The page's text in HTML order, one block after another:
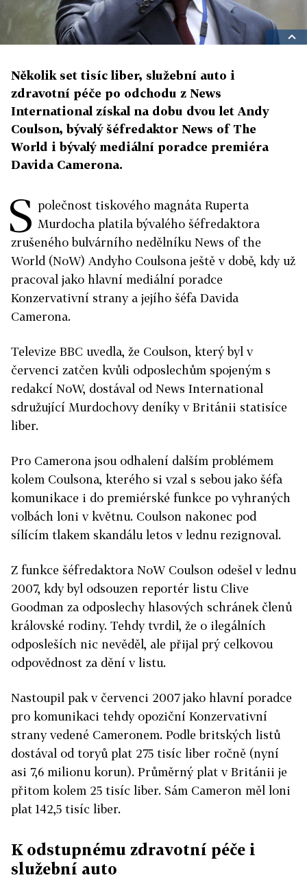
Několik set tisíc liber, služební auto i
zdravotní péče po odchodu z News
International získal na dobu dvou let Andy
Coulson, bývalý šéfredaktor News of The
World i bývalý mediální poradce premiéra
Davida Camerona.
S polečnost tiskového magnáta Ruperta
Murdocha platila bývalého šéfredaktora
zrušeného bulvárního nedělníku News of the
World (NoW) Andyho Coulsona ještě v době, kdy už
pracoval jako hlavní mediální poradce
Konzervativní strany a jejího šéfa Davida
Camerona.
Televize BBC uvedla, že Coulson, který byl v
červenci zatčen kvůli odposlechům spojeným s
redakcí NoW, dostával od News International
sdružující Murdochovy deníky v Británii statisíce
liber.
Pro Camerona jsou odhalení dalším problémem
kolem Coulsona, kterého si vzal s sebou jako šéfa
komunikace i do premiérské funkce po vyhraných
volbách loni v květnu. Coulson nakonec pod
sílícím tlakem skandálu letos v lednu rezignoval.
Z funkce šéfredaktora NoW Coulson odešel v lednu
2007, kdy byl odsouzen reportér listu Clive
Goodman za odposlechy hlasových schránek členů
královské rodiny. Tehdy tvrdil, že o ilegálních
odposleších nic nevěděl, ale přijal prý celkovou
odpovědnost za dění v listu.
Nastoupil pak v červenci 2007 jako hlavní poradce
pro komunikaci tehdy opoziční Konzervativní
strany vedené Cameronem. Podle britských listů
dostával od toryů plat 275 tisíc liber ročně (nyní
asi 7,6 milionu korun). Průměrný plat v Británii je
přitom kolem 25 tisíc liber. Sám Cameron měl loni
plat 142,5 tisíc liber.
K odstupnému zdravotní péče i
služební auto